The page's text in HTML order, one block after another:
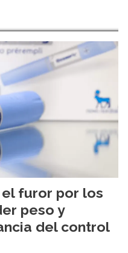
furor por los
peso y
del control